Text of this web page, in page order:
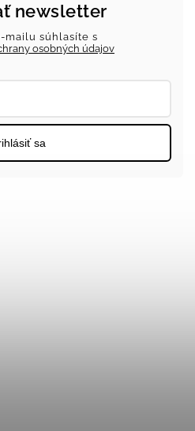
newsletter
mailu súhlasíte s
osobných údajov
sa